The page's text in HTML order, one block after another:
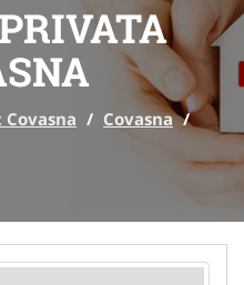
Covasna / Covasna /